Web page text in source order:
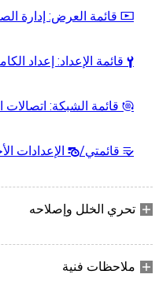
D قائمة العرض: إدارة
B قائمة الإعداد: إعداد
F قائمة الشبكة: اتصالات
O قائمتي/m الإعدادات
تحري الخلل وإصلاحه
ملاحظات فنية